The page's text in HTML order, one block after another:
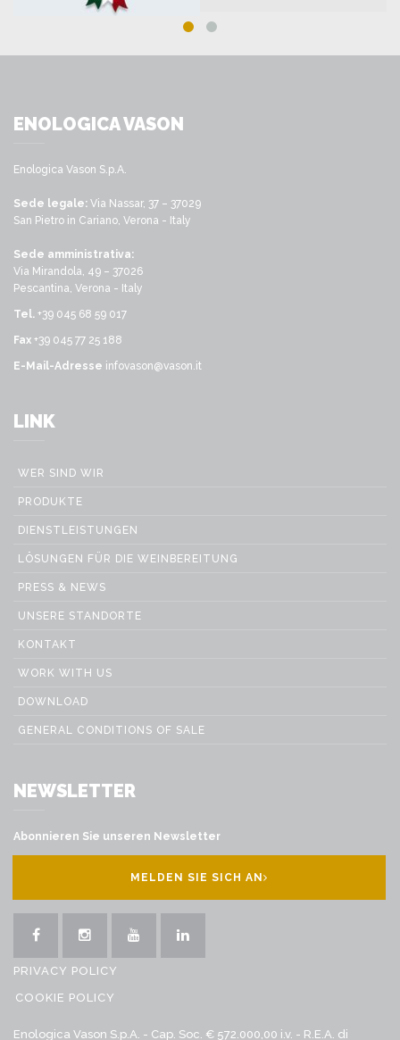
ENOLOGICA VASON
Enologica Vason S.p.A.
Sede legale: Via Nassar, 37 – 37029
San Pietro in Cariano, Verona - Italy
Sede amministrativa:
Via Mirandola, 49 – 37026
Pescantina, Verona - Italy
Tel. +39 045 68 59 017
Fax +39 045 77 25 188
E-Mail-Adresse infovason@vason.it
LINK
WER SIND WIR
PRODUKTE
DIENSTLEISTUNGEN
LÖSUNGEN FÜR DIE WEINBEREITUNG
PRESS & NEWS
UNSERE STANDORTE
KONTAKT
WORK WITH US
DOWNLOAD
GENERAL CONDITIONS OF SALE
NEWSLETTER
Abonnieren Sie unseren Newsletter
MELDEN SIE SICH AN
PRIVACY POLICY
COOKIE POLICY
Enologica Vason S.p.A. - Cap. Soc. € 572.000,00 i.v. - R.E.A. di